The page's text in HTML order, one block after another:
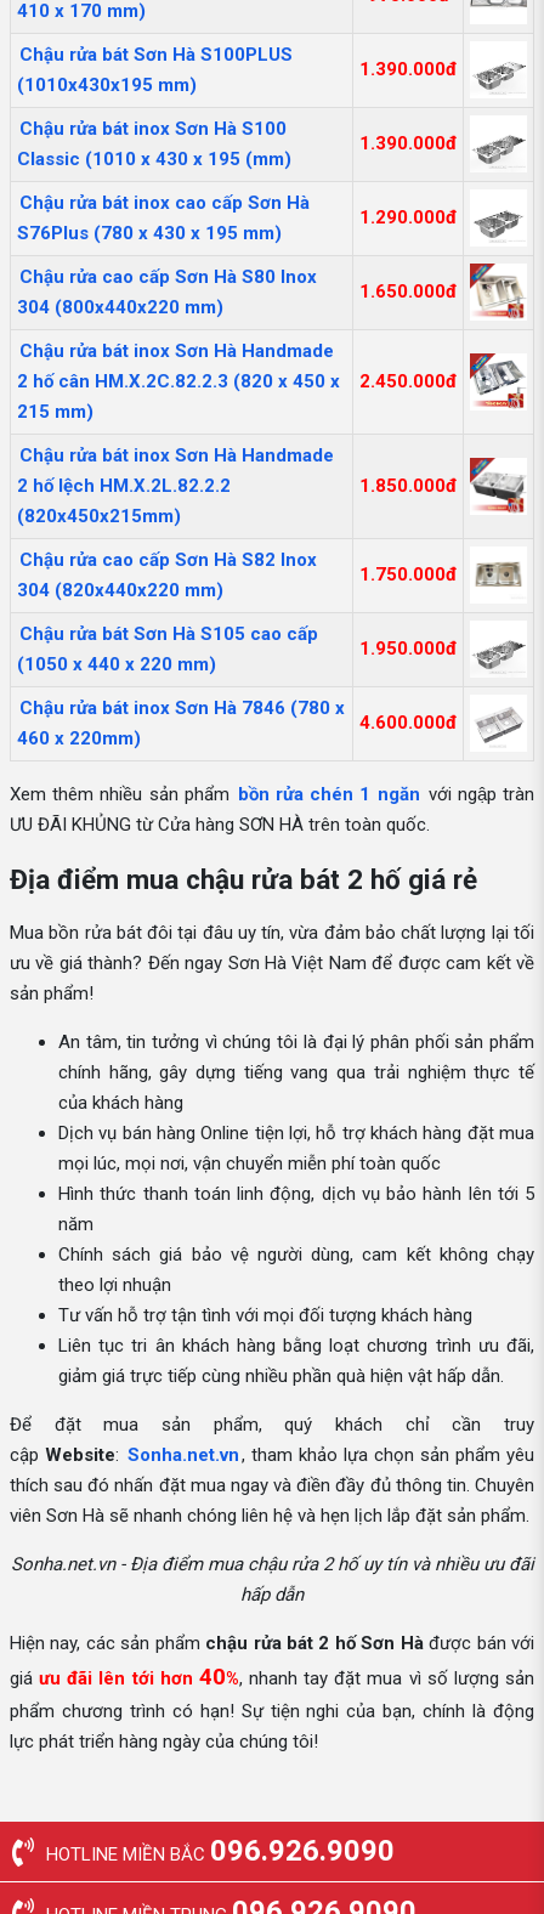
410 x 170 mm)
Chậu rửa bát Sơn Hà S100PLUS
(1010x430x195 mm)
1.390.000đ
Chậu rửa bát inox Sơn Hà S100
Classic (1010 x 430 x 195 (mm)
1.390.000đ
Chậu rửa bát inox cao cấp Sơn Hà
S76Plus (780 x 430 x 195 mm)
1.290.000đ
Chậu rửa cao cấp Sơn Hà S80 Inox
304 (800x440x220 mm)
1.650.000đ
Chậu rửa bát inox Sơn Hà Handmade
2 hố cân HM.X.2C.82.2.3 (820 x 450 x
215 mm)
2.450.000đ
Chậu rửa bát inox Sơn Hà Handmade
2 hố lệch HM.X.2L.82.2.2
(820x450x215mm)
1.850.000đ
Chậu rửa cao cấp Sơn Hà S82 Inox
304 (820x440x220 mm)
1.750.000đ
Chậu rửa bát Sơn Hà S105 cao cấp
(1050 x 440 x 220 mm)
1.950.000đ
Chậu rửa bát inox Sơn Hà 7846 (780 x
460 x 220mm)
4.600.000đ
Xem thêm nhiều sản phẩm bồn rửa chén 1 ngăn với ngập tràn
ƯU ĐÃI KHỦNG từ Cửa hàng SƠN HÀ trên toàn quốc.
Địa điểm mua chậu rửa bát 2 hố giá rẻ
Mua bồn rửa bát đôi tại đâu uy tín, vừa đảm bảo chất lượng lại tối
ưu về giá thành? Đến ngay Sơn Hà Việt Nam để được cam kết về
sản phẩm!
An tâm, tin tưởng vì chúng tôi là đại lý phân phối sản phẩm
chính hãng, gây dựng tiếng vang qua trải nghiệm thực tế
của khách hàng
Dịch vụ bán hàng Online tiện lợi, hỗ trợ khách hàng đặt mua
mọi lúc, mọi nơi, vận chuyển miễn phí toàn quốc
Hình thức thanh toán linh động, dịch vụ bảo hành lên tới 5
năm
Chính sách giá bảo vệ người dùng, cam kết không chạy
theo lợi nhuận
Tư vấn hỗ trợ tận tình với mọi đối tượng khách hàng
Liên tục tri ân khách hàng bằng loạt chương trình ưu đãi,
giảm giá trực tiếp cùng nhiều phần quà hiện vật hấp dẫn.
Để đặt mua sản phẩm, quý khách chỉ cần truy
cập Website: Sonha.net.vn, tham khảo lựa chọn sản phẩm yêu
thích sau đó nhấn đặt mua ngay và điền đầy đủ thông tin. Chuyên
viên Sơn Hà sẽ nhanh chóng liên hệ và hẹn lịch lắp đặt sản phẩm.
Sonha.net.vn - Địa điểm mua chậu rửa 2 hố uy tín và nhiều ưu đãi
hấp dẫn
Hiện nay, các sản phẩm chậu rửa bát 2 hố Sơn Hàđược bán với
giáưu đãi lên tới hơn 40%, nhanh tay đặt mua vì số lượng sản
phẩm chương trình có hạn! Sự tiện nghi của bạn, chính là động
lực phát triển hàng ngày của chúng tôi!
HOTLINE MIỀN BẮC 096.926.9090